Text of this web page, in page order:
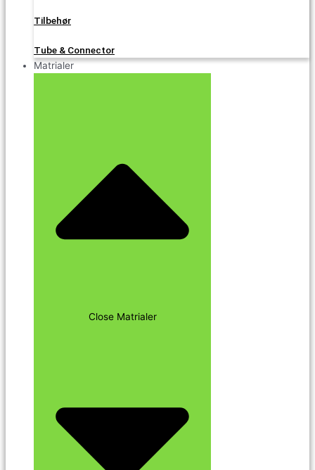
Tilbehør
Tube & Connector
Matrialer
Close Matrialer